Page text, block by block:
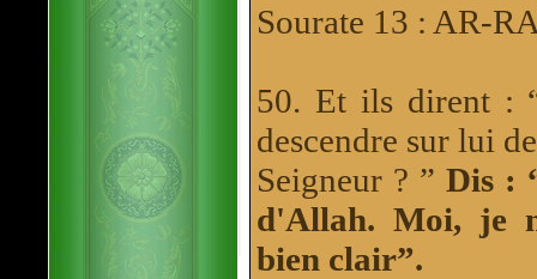
Sourate 13 : AR-
50. Et ils dirent :
descendre sur lui
Seigneur ? ” Dis :
d'Allah. Moi, je
bien clair”.